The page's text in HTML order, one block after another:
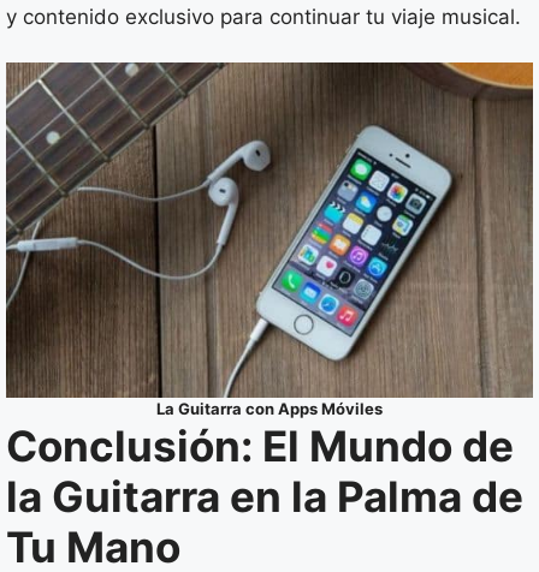
y contenido exclusivo para continuar tu viaje musical.
La Guitarra con Apps Móviles
Conclusión: El Mundo de
la Guitarra en la Palma de
Tu Mano